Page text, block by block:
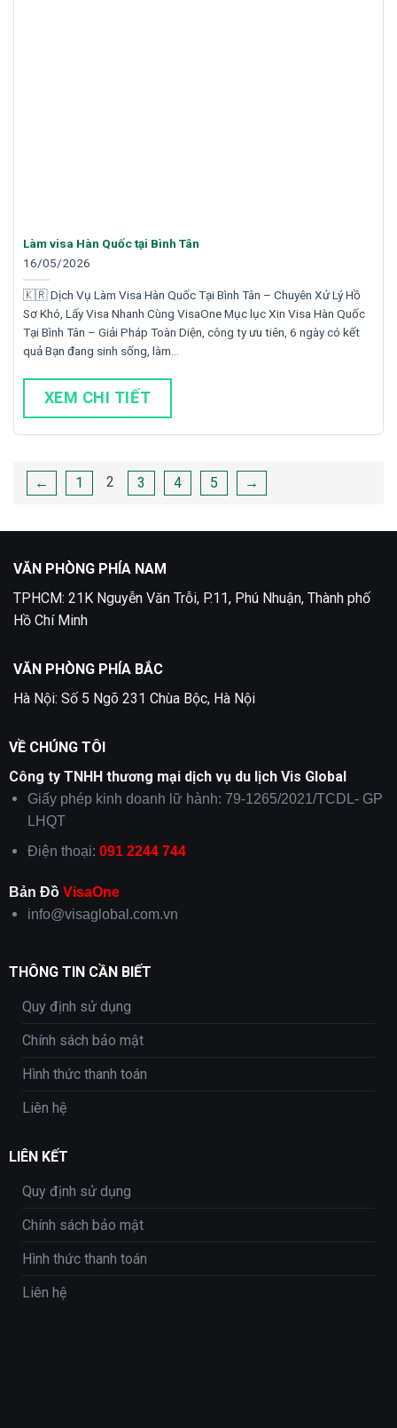
Làm visa Hàn Quốc tại Bình Tân
16/05/2026
🇰🇷 Dịch Vụ Làm Visa Hàn Quốc Tại Bình Tân – Chuyên Xử Lý Hồ
Sơ Khó, Lấy Visa Nhanh Cùng VisaOne Mục lục Xin Visa Hàn Quốc
Tại Bình Tân – Giải Pháp Toàn Diện, công ty ưu tiên, 6 ngày có kết
quả Bạn đang sinh sống, làm…
XEM CHI TIẾT
Phân
trang
viết
← 1 2 3 4 5 →
VĂN PHÒNG PHÍA NAM
TPHCM: 21K Nguyễn Văn Trỗi, P.11, Phú Nhuận, Thành phố
Hồ Chí Minh
VĂN PHÒNG PHÍA BẮC
Hà Nội: Số 5 Ngõ 231 Chùa Bộc, Hà Nội
VỀ CHÚNG TÔI
Công ty TNHH thương mại dịch vụ du lịch Vis Global
Giấy phép kinh doanh lữ hành: 79-1265/2021/TCDL- GP
LHQT
Điện thoại: 091 2244 744
Bản Đồ VisaOne
info@visaglobal.com.vn
THÔNG TIN CẦN BIẾT
Quy định sử dụng
Chính sách bảo mật
Hình thức thanh toán
Liên hệ
LIÊN KẾT
Quy định sử dụng
Chính sách bảo mật
Hình thức thanh toán
Liên hệ